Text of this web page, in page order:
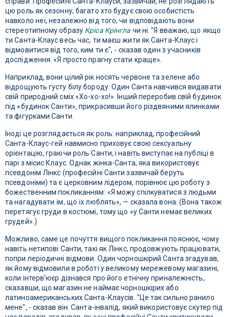
цю роль як сезонну; багато хто будує свою особистість
навколо неї, незалежно від того, чи відповідають вони
стереотипному образу Кріса Крінгла чи ні. "Я вважаю, що якщо
ти Санта-Клаус весь час, ти маєш жити як Санта-Клаус і
відмовитися від того, ким ти є", - сказав один з учасників
дослідження. «Я просто прагну стати краще».
Наприклад, вони цілий рік носять червоне та зелене або
відрощують густу білу бороду. Один Санта навчився видавати
свій природний сміх «Хо-хо-хо!». Інший переробив свій будинок
під «будинок Санти», прикрасивши його різдвяними ялинками
та фігурками Санти.
Іноді це розглядається як роль: наприклад, професійний
Санта-Клаус-гей навмисно приховує свою сексуальну
орієнтацію, граючи роль Санти, і навіть виступає на публіці в
парі з місис Клаус. Однак жінка-Санта, яка використовує
псевдонім Лінкс (професійні Санти зазвичай беруть
псевдоніми) та є церковним лідером, порівнює цю роботу з
божественним покликанням: «Я можу спілкуватися з людьми
та нагадувати їм, що їх люблять», — сказала вона. (Вона також
перетягує груди в костюмі, тому що «у Санти немає великих
грудей».)
Можливо, саме це почуття вищого покликання пояснює, чому
навіть нетипові Санти, такі як Лінкс, продовжують працювати,
попри періодичні відмови. Один чорношкірий Санта згадував,
як йому відмовили в роботі у великому мережевому магазині,
коли інтерв'юєр дізнався про його етнічну приналежність,
сказавши, що магазин не наймає чорношкірих або
латиноамериканських Санта-Клаусів. "Це так сильно ранило
мене", - сказав він. Санта-інвалід, який використовує скутер під